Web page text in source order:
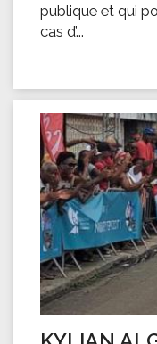
publique et qui
cas d’...